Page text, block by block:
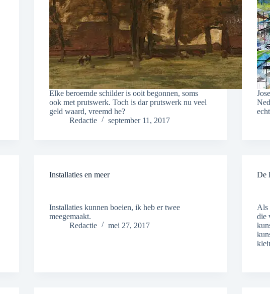
Elke beroemde schilder is ooit begonnen, soms
ook met prutswerk. Toch is dar prutswerk nu veel
geld waard, vreemd he?
Redactie
september 11, 2017
Installaties en meer
Installaties kunnen boeien, ik heb er twee
meegemaakt.
Redactie
mei 27, 2017
De
Als
die